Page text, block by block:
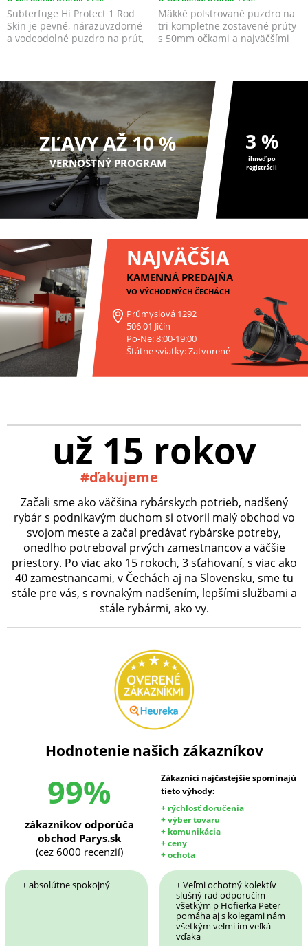
Subterfuge Hi Protect 1 Rod
Skin je pevné, nárazuvzdorné
a vodeodolné puzdro na prút,
Mäkké polstrované puzdro na
tri kompletne zostavené prúty
s 50mm očkami a najväčšími
ZĽAVY AŽ 10 %
VERNOSTNÝ PROGRAM
3 %
ihneď po
registrácii
NAJVÄČŠIA
KAMENNÁ PREDAJŇA
VO VÝCHODNÝCH ČECHÁCH
Průmyslová 1292
506 01 Jičín
Po-Ne: 8:00-19:00
Štátne sviatky: Zatvorené
už 15 rokov
#ďakujeme
Začali sme ako väčšina rybárskych potrieb, nadšený
rybár s podnikavým duchom si otvoril malý obchod vo
svojom meste a začal predávať rybárske potreby,
onedlho potreboval prvých zamestnancov a väčšie
priestory. Po viac ako 15 rokoch, 3 sťahovaní, s viac ako
40 zamestnancami, v Čechách aj na Slovensku, sme tu
stále pre vás, s rovnakým nadšením, lepšími službami a
stále rybármi, ako vy.
Hodnotenie našich zákazníkov
99%
Zákazníci najčastejšie spomínajú
tieto výhody:
+ rýchlosť doručenia
+ výber tovaru
+ komunikácia
+ ceny
+ ochota
zákazníkov odporúča
obchod Parys.sk
(cez 6000 recenzií)
+ absolútne spokojný
+ Veľmi ochotný kolektív
slušný rad odporučím
všetkým p Hofierka Peter
pomáha aj s kolegami nám
všetkým veľmi im veľká
vďaka